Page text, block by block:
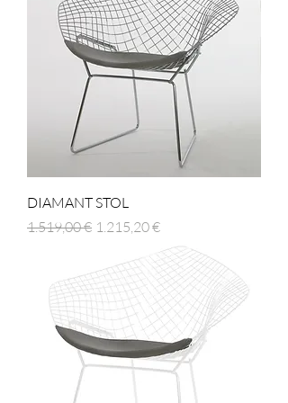
DIAMANT STOL
Regulær pris
1.519,00 € Salgspris
1.215,20 €